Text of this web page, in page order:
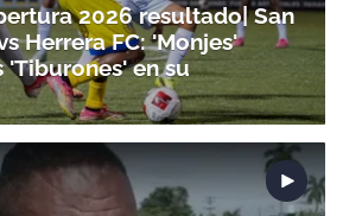
2026 resultado| San
Herrera FC: 'Monjes'
'Tiburones' en su